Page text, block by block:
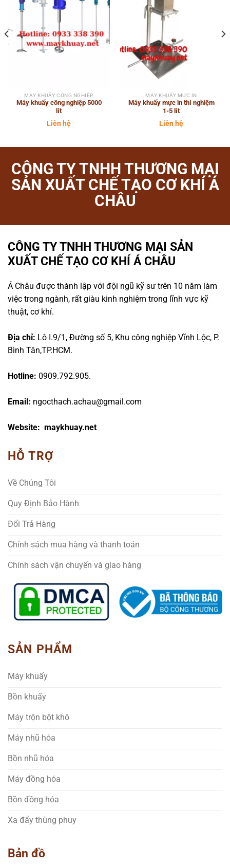
MÁY KHUẤY CÔNG NGHIỆP
Máy khuấy công nghiệp 5000
lít
Liên hệ
MÁY KHUẤY MỰC IN
Máy khuấy mực in thí nghiệm
1-5 lít
Liên hệ
CÔNG TY TNHH THƯƠNG MẠI
SẢN XUẤT CHẾ TẠO CƠ KHÍ Á
CHÂU
CÔNG TY TNHH THƯƠNG MẠI SẢN
XUẤT CHẾ TẠO CƠ KHÍ Á CHÂU
Á Châu được thành lập với đội ngũ kỹ sư trên 10 năm làm
việc trong ngành, rất giàu kinh nghiệm trong lĩnh vực kỹ
thuật, cơ khí.
Địa chỉ: Lô I.9/1, Đường số 5, Khu công nghiệp Vĩnh Lộc, P.
Bình Tân,TP.HCM.
Hotline: 0909.792.905.
Email: ngocthach.achau@gmail.com
Website: maykhuay.net
HỖ TRỢ
Về Chúng Tôi
Quy Định Bảo Hành
Đổi Trả Hàng
Chính sách mua hàng và thanh toán
Chính sách vận chuyển và giao hàng
SẢN PHẨM
Máy khuấy
Bồn khuấy
Máy trộn bột khô
Máy nhũ hóa
Bồn nhũ hóa
Máy đồng hóa
Bồn đồng hóa
Xa đẩy thùng phuy
Bản đồ